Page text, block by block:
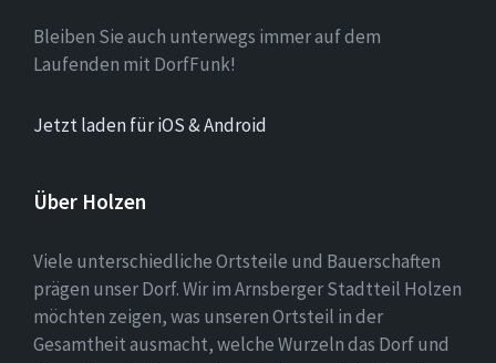
Bleiben Sie auch unterwegs immer auf dem
Laufenden mit DorfFunk!
Jetzt laden für iOS & Android
Über Holzen
Viele unterschiedliche Ortsteile und Bauerschaften
prägen unser Dorf. Wir im Arnsberger Stadtteil Holzen
möchten zeigen, was unseren Ortsteil in der
Gesamtheit ausmacht, welche Wurzeln das Dorf und